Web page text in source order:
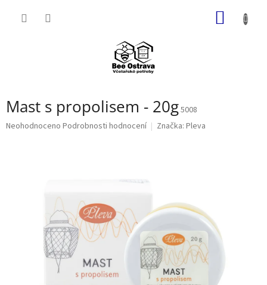
Mast s propolisem - 20g5008
Průměrné
Neohodnoceno Podrobnosti hodnocení Značka: Pleva